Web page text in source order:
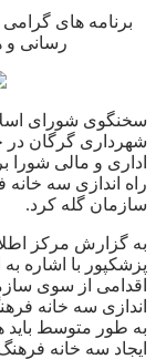
برنامه های
رسانی و
سخنگوی شورای
شهرداری گرگان
اداری و مالی شورا
سازمان گله کرد.
به گزارش مرکز
پزشکپور با اشاره
اقدامی از سوی
اندازی سه خانه
به طور متوسط باید
ایجاد سه خانه فرهنگ جدید